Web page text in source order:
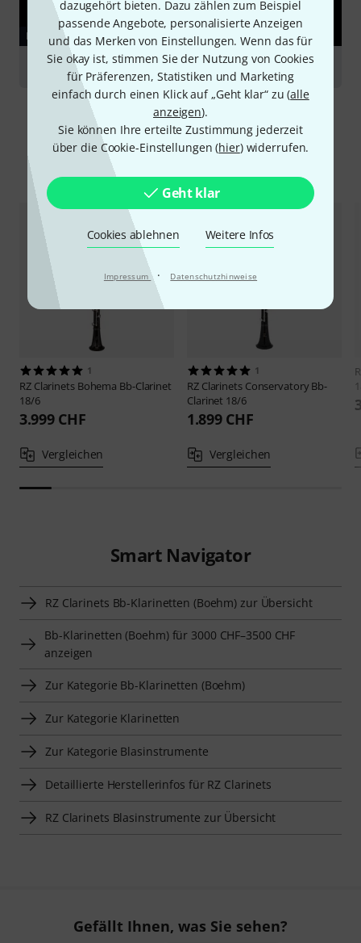
dazugehört bieten. Dazu zählen zum Beispiel
passende Angebote, personalisierte Anzeigen
und das Merken von Einstellungen. Wenn das für
Sie okay ist, stimmen Sie der Nutzung von Cookies
für Präferenzen, Statistiken und Marketing
einfach durch einen Klick auf „Geht klar“ zu (alle
anzeigen).
Sie können Ihre erteilte Zustimmung jederzeit
über die Cookie-Einstellungen (hier) widerrufen.
Geht klar
Cookies ablehnen Weitere Infos
Impressum · Datenschutzhinweise
RATGEBER
Klarinetten
Alternativen vergleichen
1
RZ Clarinets Bohema Bb-Clarinet
18/6
3.999 CHF
Vergleichen
1
RZ Clarinets Conservatory Bb-
Clarinet 18/6
1.899 CHF
Vergleichen
Smart Navigator
RZ Clarinets Bb-Klarinetten (Boehm) zur Übersicht
Bb-Klarinetten (Boehm) für 3000 CHF–3500 CHF
anzeigen
Zur Kategorie Bb-Klarinetten (Boehm)
Zur Kategorie Klarinetten
Zur Kategorie Blasinstrumente
Detaillierte Herstellerinfos für RZ Clarinets
RZ Clarinets Blasinstrumente zur Übersicht
Gefällt Ihnen, was Sie sehen?